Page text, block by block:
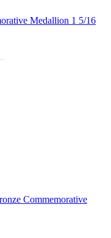
Medallion 1 5/16
Commemorative